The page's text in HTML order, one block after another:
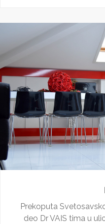
Prekoputa
deo Dr VAIS tima u